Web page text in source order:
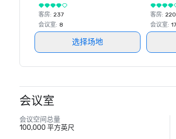
客房: 237
会议室: 8
选择场地
客房: 220
会议室: 17
会议室
会议空间总量
100,000 平方英尺